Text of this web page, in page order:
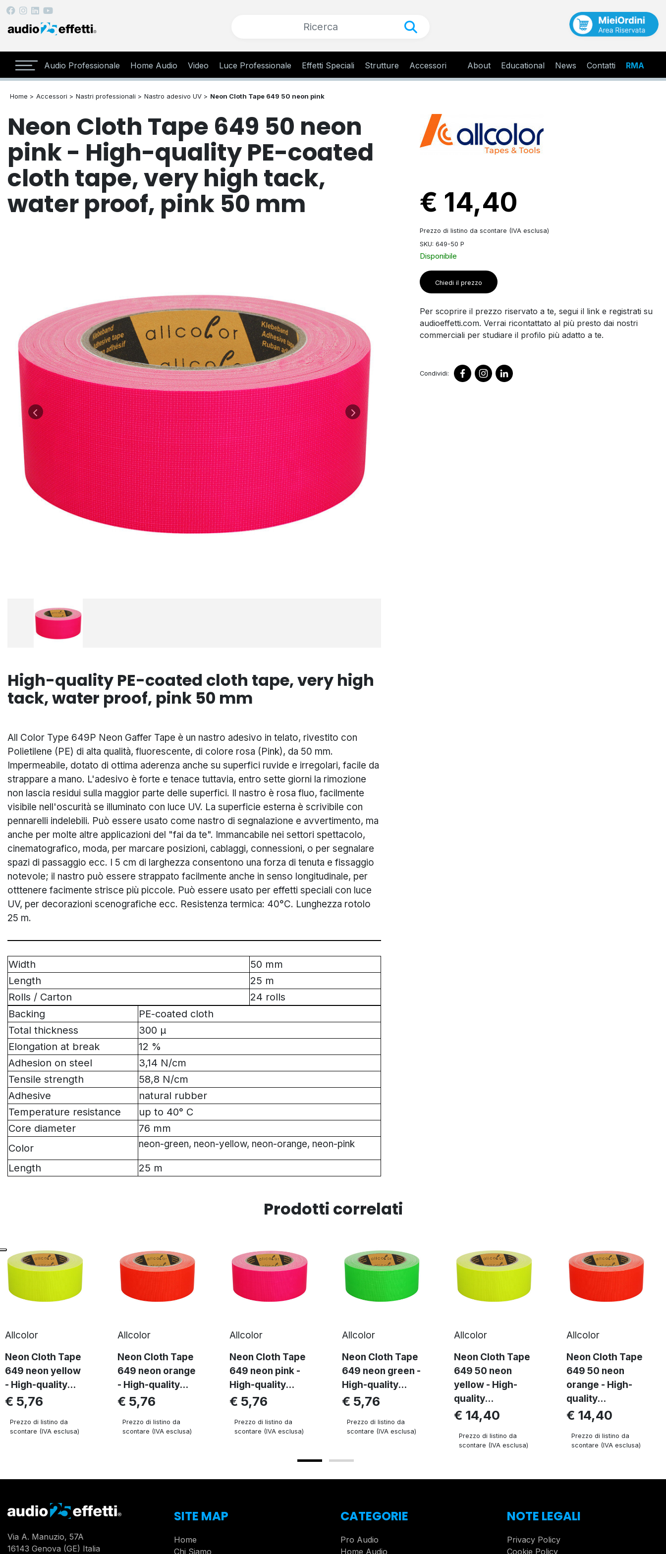
Audio Professionale Home Audio Video Luce Professionale Effetti Speciali Strutture Accessori About Educational News Contatti RMA
Home > Accessori > Nastri professionali > Nastro adesivo UV > Neon Cloth Tape 649 50 neon pink
Neon Cloth Tape 649 50 neon
pink - High-quality PE-coated
cloth tape, very high tack,
water proof, pink 50 mm
High-quality PE-coated cloth tape, very high
tack, water proof, pink 50 mm
All Color Type 649P Neon Gaffer Tape è un nastro adesivo in telato, rivestito con
Polietilene (PE) di alta qualità, fluorescente, di colore rosa (Pink), da 50 mm.
Impermeabile, dotato di ottima aderenza anche su superfici ruvide e irregolari, facile da
strappare a mano. L'adesivo è forte e tenace tuttavia, entro sette giorni la rimozione
non lascia residui sulla maggior parte delle superfici. Il nastro è rosa fluo, facilmente
visibile nell'oscurità se illuminato con luce UV. La superficie esterna è scrivibile con
pennarelli indelebili. Può essere usato come nastro di segnalazione e avvertimento, ma
anche per molte altre applicazioni del "fai da te". Immancabile nei settori spettacolo,
cinematografico, moda, per marcare posizioni, cablaggi, connessioni, o per segnalare
spazi di passaggio ecc. I 5 cm di larghezza consentono una forza di tenuta e fissaggio
notevole; il nastro può essere strappato facilmente anche in senso longitudinale, per
otttenere facimente strisce più piccole. Può essere usato per effetti speciali con luce
UV, per decorazioni scenografiche ecc. Resistenza termica: 40°C. Lunghezza rotolo
25 m.
Width
50 mm
Length
25 m
Rolls / Carton
24 rolls
Backing
PE-coated cloth
Total thickness
300 µ
Elongation at break
12 %
Adhesion on steel
3,14 N/cm
Tensile strength
58,8 N/cm
Adhesive
natural rubber
Temperature resistance
up to 40° C
Core diameter
76 mm
Color
neon-green, neon-yellow, neon-orange, neon-pink
Length 25 m
€ 14,40
Prezzo di listino da scontare (IVA esclusa)
SKU: 649-50 P
Disponibile
Chiedi il prezzo
Per scoprire il prezzo riservato a te, segui il link e registrati su
audioeffetti.com. Verrai ricontattato al più presto dai nostri
commerciali per studiare il profilo più adatto a te.
Condividi:
Prodotti correlati
Allcolor
Neon Cloth Tape
649 neon yellow
- High-quality...
€ 5,76
Prezzo di listino da
scontare (IVA esclusa)
Allcolor
Neon Cloth Tape
649 neon orange
- High-quality...
€ 5,76
Prezzo di listino da
scontare (IVA esclusa)
Allcolor
Neon Cloth Tape
649 neon pink -
High-quality...
€ 5,76
Prezzo di listino da
scontare (IVA esclusa)
Allcolor
Neon Cloth Tape
649 neon green -
High-quality...
€ 5,76
Prezzo di listino da
scontare (IVA esclusa)
Allcolor
Neon Cloth Tape
649 50 neon
yellow - High-
quality...
€ 14,40
Prezzo di listino da
scontare (IVA esclusa)
Allcolor
Neon Cloth Tape
649 50 neon
orange - High-
quality...
€ 14,40
Prezzo di listino da
scontare (IVA esclusa)
Via A. Manuzio, 57A
16143 Genova (GE) Italia
SITE MAP
Home
Chi Siamo
CATEGORIE
Pro Audio
Home Audio
NOTE LEGALI
Privacy Policy
Cookie Policy